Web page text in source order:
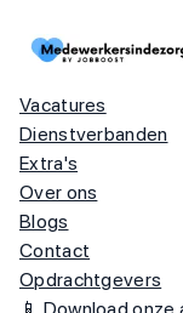
Vacatures
Dienstverbanden
Extra's
Over ons
Blogs
Contact
Opdrachtgevers